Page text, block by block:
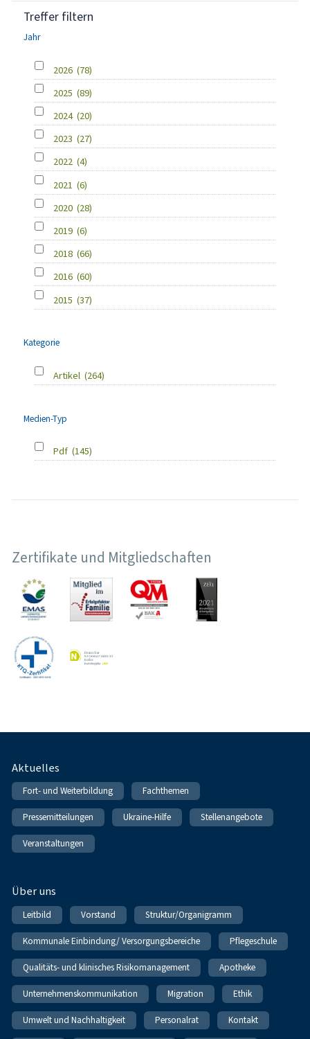
Treffer filtern
Jahr
2026 (78)
2025 (89)
2024 (20)
2023 (27)
2022 (4)
2021 (6)
2020 (28)
2019 (6)
2018 (66)
2016 (60)
2015 (37)
Kategorie
Artikel (264)
Medien-Typ
Pdf (145)
Zertifikate und Mitgliedschaften
Fußnavigation
Aktuelles
Fort- und Weiterbildung Fachthemen
Pressemitteilungen Ukraine-Hilfe Stellenangebote
Veranstaltungen
Über uns
Leitbild Vorstand Struktur/Organigramm
Kommunale Einbindung/ Versorgungsbereiche Pflegeschule
Qualitäts- und klinisches Risikomanagement Apotheke
Unternehmenskommunikation Migration Ethik
Umwelt und Nachhaltigkeit Personalrat Kontakt